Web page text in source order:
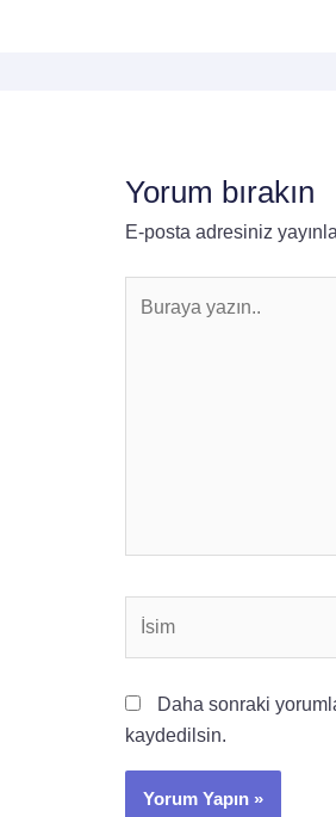
Yorum bırakın
E-posta adresiniz
Daha sonraki
kaydedilsin.